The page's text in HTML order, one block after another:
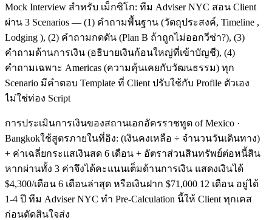
Mock Interview สำหรับ เม็กซิโก: ทีม Adviser NYC สอน Client
ผ่าน 3 Scenarios — (1) คำถามพื้นฐาน (วัตถุประสงค์, Timeline ,
Lodging ), (2) คำถามกดดัน (Plan B ถ้าถูกไม่ออกวีซ่า?), (3)
คำถามด้านการเงิน (อธิบายเงินก้อนใหญ่ที่เข้าบัญชี), (4)
คำถามเฉพาะ Americas (ความคุ้นเคยกับวัฒนธรรม) ทุก
Scenario มีคำตอบ Template ที่ Client ปรับใช้กับ Profile ตัวเอง
ไม่ใช่ท่อง Script
การประเมินการเงินของสถานเอกอัครราชทูต of Mexico ·
Bangkokใช้สูตรภายในที่อิง: (เงินคงเหลือ ÷ จำนวนวันเดินทาง)
+ ค่าเฉลี่ยกระแสเงินสด 6 เดือน + อัตราส่วนสินทรัพย์ต่อหนี้สิน
หากผ่านทั้ง 3 ค่าจึงได้คะแนนเต็มด้านการเงิน แสดงเงินได้
$4,300/เดือน 6 เดือนล่าสุด หรือเงินฝาก $71,000 12 เดือน อยู่ได้
1-4 ปี ทีม Adviser NYC ทำ Pre-Calculation นี้ให้ Client ทุกเคส
ก่อนตัดสินใจส่ง